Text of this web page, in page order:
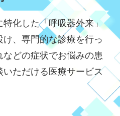
化した「呼吸器外来」
け、専門的な診療を行っ
どの症状でお悩みの患
ただける医療サービス